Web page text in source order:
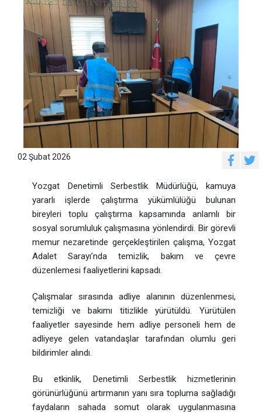
02 Şubat 2026
Yozgat Denetimli Serbestlik Müdürlüğü, kamuya
yararlı işlerde çalıştırma yükümlülüğü bulunan
bireyleri toplu çalıştırma kapsamında anlamlı bir
sosyal sorumluluk çalışmasına yönlendirdi. Bir görevli
memur nezaretinde gerçekleştirilen çalışma, Yozgat
Adalet Sarayı’nda temizlik, bakım ve çevre
düzenlemesi faaliyetlerini kapsadı.
Çalışmalar sırasında adliye alanının düzenlenmesi,
temizliği ve bakımı titizlikle yürütüldü. Yürütülen
faaliyetler sayesinde hem adliye personeli hem de
adliyeye gelen vatandaşlar tarafından olumlu geri
bildirimler alındı.
Bu etkinlik, Denetimli Serbestlik hizmetlerinin
görünürlüğünü artırmanın yanı sıra topluma sağladığı
faydaların sahada somut olarak uygulanmasına